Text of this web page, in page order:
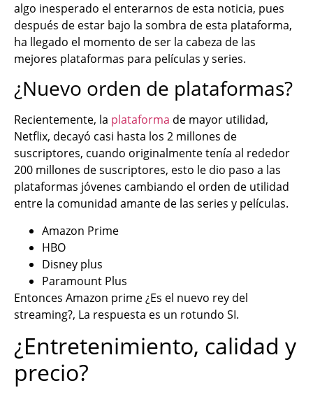
algo inesperado el enterarnos de esta noticia, pues
después de estar bajo la sombra de esta plataforma,
ha llegado el momento de ser la cabeza de las
mejores plataformas para películas y series.
¿Nuevo orden de plataformas?
Recientemente, la plataforma de mayor utilidad,
Netflix, decayó casi hasta los 2 millones de
suscriptores, cuando originalmente tenía al rededor
200 millones de suscriptores, esto le dio paso a las
plataformas jóvenes cambiando el orden de utilidad
entre la comunidad amante de las series y películas.
Amazon Prime
HBO
Disney plus
Paramount Plus
Entonces Amazon prime ¿Es el nuevo rey del
streaming?, La respuesta es un rotundo SI.
¿Entretenimiento, calidad y
precio?